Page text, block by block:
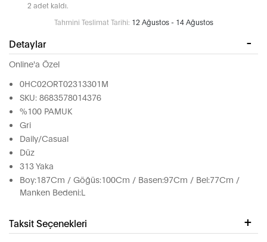
2 adet kaldı.
Tahmini Teslimat Tarihi: 12 Ağustos - 14 Ağustos
Detaylar
Online'a Özel
0HC02ORT02313301M
SKU: 8683578014376
%100 PAMUK
Gri
Daily/Casual
Düz
313 Yaka
Boy:187Cm / Göğüs:100Cm / Basen:97Cm / Bel:77Cm /
Manken Bedeni:L
Taksit Seçenekleri